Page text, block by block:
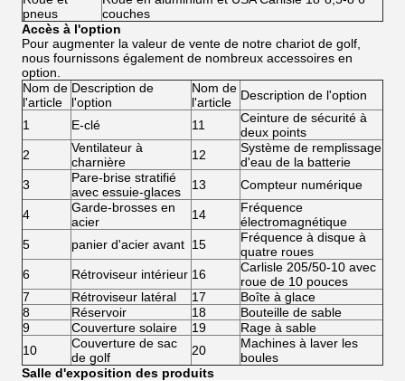
pneus
couches
Accès à l'option
Pour augmenter la valeur de vente de notre chariot de golf,
nous fournissons également de nombreux accessoires en
option.
Nom de
l'article
Description de
l'option
Nom de
l'article
Description de l'option
1 E-clé 11
Ceinture de sécurité à
deux points
2
Ventilateur à
charnière
12
Système de remplissage
d'eau de la batterie
3
Pare-brise stratifié
avec essuie-glaces
13 Compteur numérique
4
Garde-brosses en
acier
14
Fréquence
électromagnétique
5
panier d'acier avant 15
Fréquence à disque à
quatre roues
6
Rétroviseur intérieur 16
Carlisle 205/50-10 avec
roue de 10 pouces
7
Rétroviseur latéral 17
Boîte à glace
8
Réservoir 18
Bouteille de sable
9
Couverture solaire 19
Rage à sable
10
Couverture de sac
de golf
20
Machines à laver les
boules
Salle d'exposition des produits